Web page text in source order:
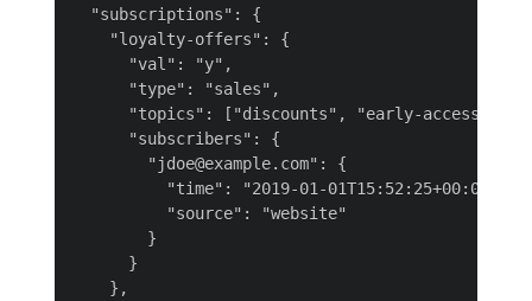
  "subscriptions": {
    "loyalty-offers": {
      "val": "y",
      "type": "sales",
      "topics": ["discounts", "early-access"],
      "subscribers": {
        "jdoe@example.com": {
          "time": "2019-01-01T15:52:25+00:00",
          "source": "website"
        }
      }
    },